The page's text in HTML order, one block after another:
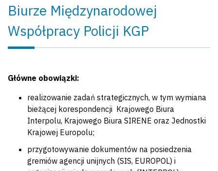
Biurze Międzynarodowej
Współpracy Policji KGP
Główne obowiązki:
realizowanie zadań strategicznych, w tym wymiana
bieżącej korespondencji Krajowego Biura
Interpolu, Krajowego Biura SIRENE oraz Jednostki
Krajowej Europolu;
przygotowywanie dokumentów na posiedzenia
gremiów agencji unijnych (SIS, EUROPOL) i